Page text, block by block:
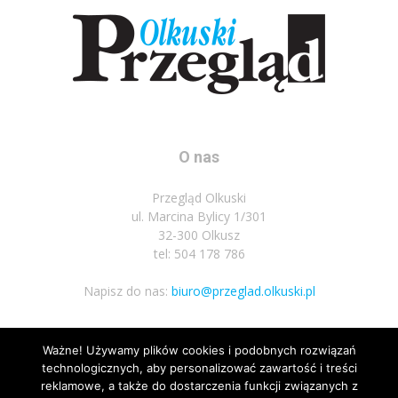
O nas
Przegląd Olkuski
ul. Marcina Bylicy 1/301
32-300 Olkusz
tel: 504 178 786
Napisz do nas: biuro@przeglad.olkuski.pl
Podążaj za nami
Ważne! Używamy plików cookies i podobnych rozwiązań
technologicznych, aby personalizować zawartość i treści
reklamowe, a także do dostarczenia funkcji związanych z